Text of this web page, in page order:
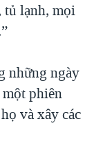
tủ lạnh, mọi
những ngày
phiên
và xây các